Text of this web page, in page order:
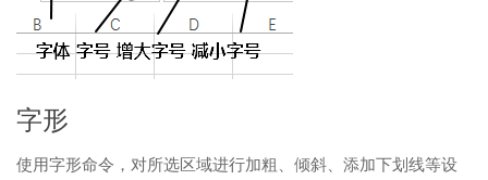
字形
使用字形命令，对所选区域进行加粗、倾斜、添加下划线等设